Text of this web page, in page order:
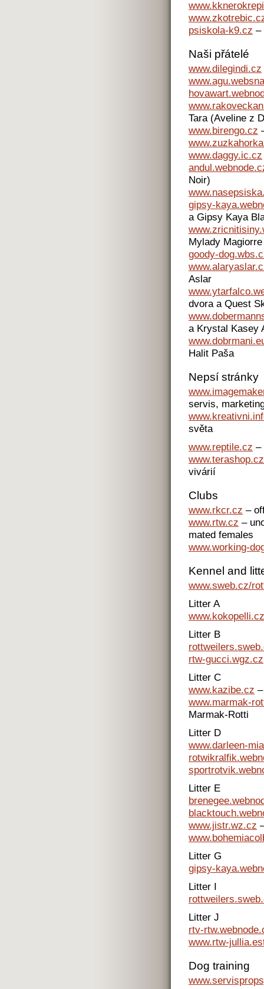
psiskola-k9.cz –
Naši přátelé
www.dilegindi.cz
Tara (Aveline z
www.birengo.cz
www.daggy.ic.cz
Noir)
gipsy-
a Gipsy Kaya
Mylady
goody-
Aslar
dvora a Quest
a Krystal Kasey
Halit Paša
Nepsí stránky
servis,
světa
www.reptile.cz –
www.terashop.cz
vivárií
Clubs
www.rkcr.cz –
www.rtw.cz –
mated females
www.working-
Kennel and
www.sweb.cz/
Litter A
Litter B
rtw-gucci.wgz.cz
Litter C
www.kazibe.cz
www.marmak-
Marmak-Rotti
Litter D
www.darleen-
Litter E
www.jistr.wz.cz
Litter G
gipsy-
Litter I
Litter J
rtv-
www.rtw-
Dog training